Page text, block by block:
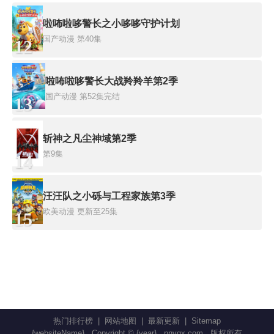
12
啦咘啦哆警长之小哆哆守护计划
国产动漫 第40集
13
啦咘啦哆警长大战羚羚羊第2季
国产动漫 第52集完结
14
斩神之凡尘神域第2季
第9集
15
汪汪队之小砾与工程家族第3季
欧美动漫 更新至25集
热门排行榜 网站地图 最新更新
Sitemap